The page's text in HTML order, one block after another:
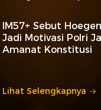
IM57+ Sebut
Jadi Motivasi Polri
Amanat Konstitusi
Lihat Selengkapnya